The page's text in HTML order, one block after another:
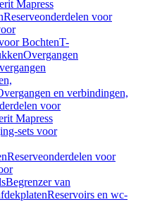
Mapress
Reserveonderdelen voor
BochtenT-
Overgangen
en verbindingen,
voor
Mapress
sets voor
Reserveonderdelen voor
Begrenzer van
Reservoirs en wc-